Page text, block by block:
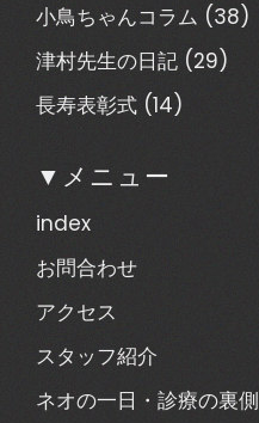
小鳥ちゃんコラム (38)
津村先生の日記 (29)
長寿表彰式 (14)
▼メニュー
index
お問合わせ
アクセス
スタッフ紹介
ネオの一日・診療の裏側